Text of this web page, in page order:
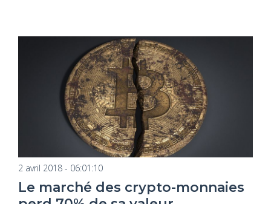
2 avril 2018 - 06:01:10
Le marché des crypto-monnaies